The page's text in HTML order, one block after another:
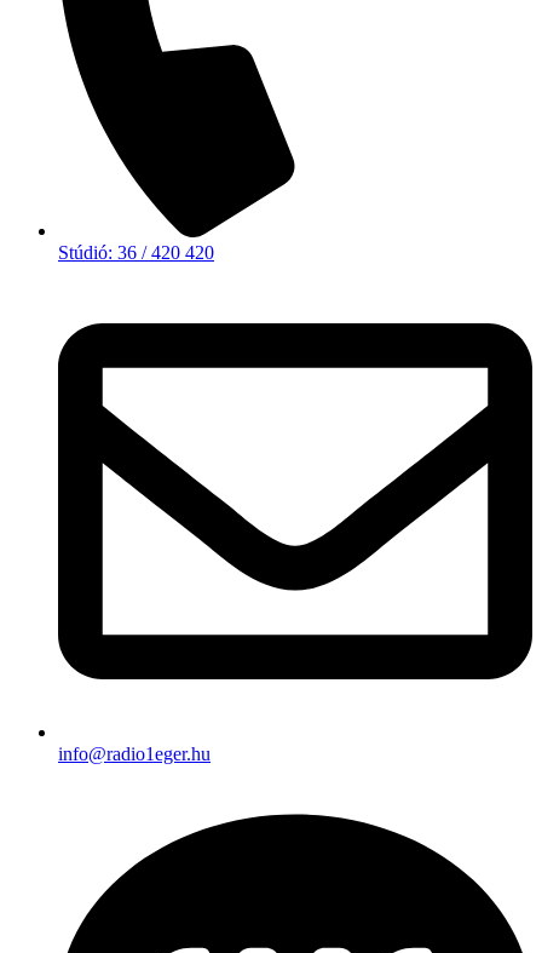
Stúdió: 36 / 420 420
info@radio1eger.hu